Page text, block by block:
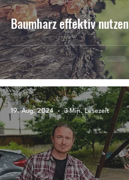
Baumharz effektiv nutzen
19. Aug. 2024 3 Min. Lesezeit